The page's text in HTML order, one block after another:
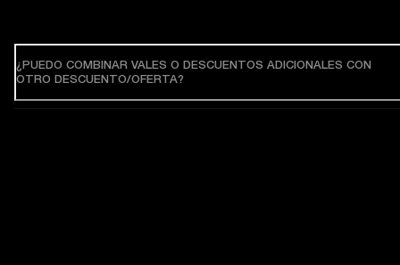
¿PUEDO COMBINAR VALES O DESCUENTOS ADICIONALES CON
OTRO DESCUENTO/OFERTA?